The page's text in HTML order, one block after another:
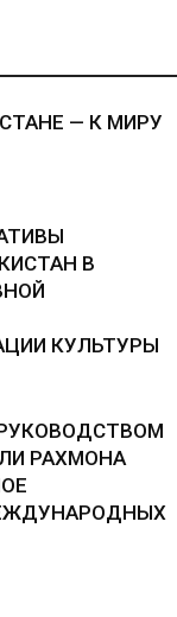
— К МИРУ
В
КУЛЬТУРЫ
РАХМОНА